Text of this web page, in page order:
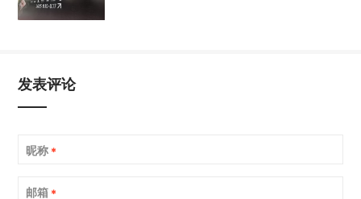
发表评论
昵称 *
邮箱 *